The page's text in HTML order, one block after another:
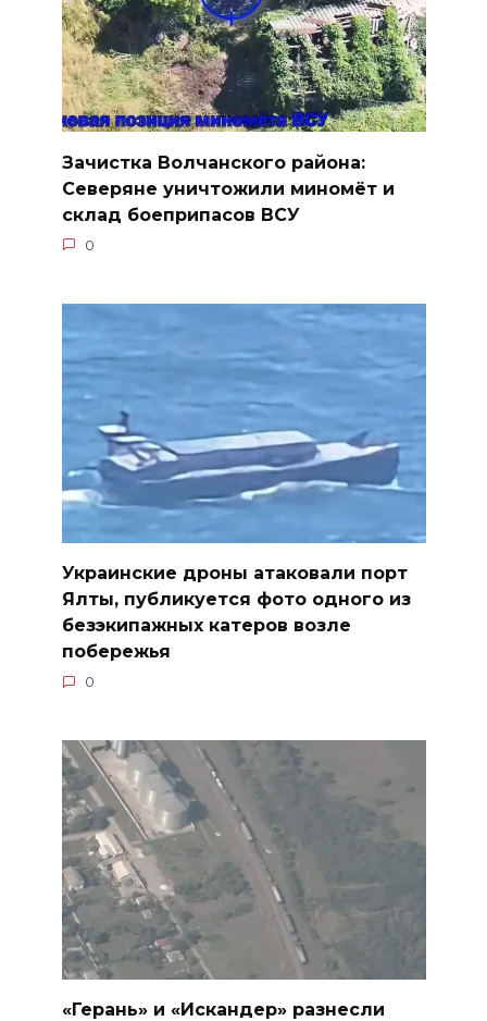
Зачистка Волчанского района:
Северяне уничтожили миномёт и
склад боеприпасов ВСУ
0
Украинские дроны атаковали порт
Ялты, публикуется фото одного из
безэкипажных катеров возле
побережья
0
«Герань» и «Искандер» разнесли